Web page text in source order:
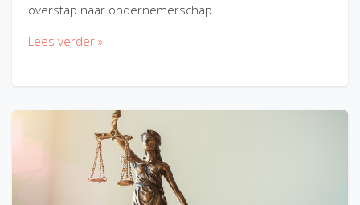
overstap naar ondernemerschap…
Lees verder »